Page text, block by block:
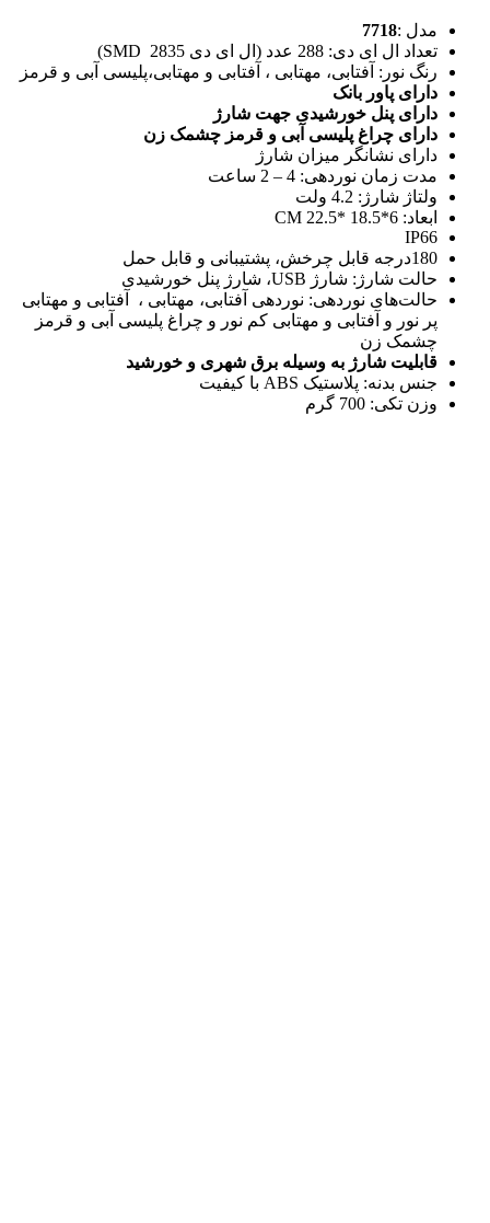
مدل :7718
تعداد ال ای دی: 288 عدد (ال ای دی SMD 2835)
رنگ نور: آفتابی، مهتابی ، آفتابی و مهتابی،پلیسی آبی و قرمز
دارای پاور بانک
دارای پنل خورشیدی جهت شارژ
دارای چراغ پلیسی آبی و قرمز چشمک زن
دارای نشانگر میزان شارژ
مدت زمان نوردهی: 4 – 2 ساعت
ولتاژ شارژ: 4.2 ولت
ابعاد: 6*18.5 *22.5 CM
IP66
180درجه قابل چرخش، پشتیبانی و قابل حمل
حالت شارژ: شارژ USB، شارژ پنل خورشیدی
حالت‌های نوردهی: نوردهی آفتابی، مهتابی ، آفتابی و مهتابی
پر نور و آفتابی و مهتابی کم نور و چراغ پلیسی آبی و قرمز
چشمک زن
قابلیت شارژ به وسیله برق شهری و خورشید
جنس بدنه: پلاستیک ABS با کیفیت
وزن تکی: 700 گرم